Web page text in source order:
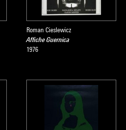
Roman Cieslewicz
Affiche Guernica
1976